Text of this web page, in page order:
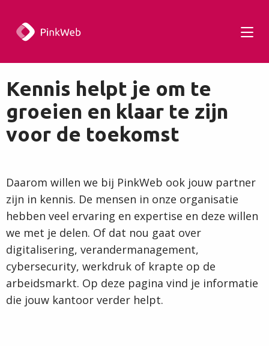
Kennis helpt je om te
groeien en klaar te zijn
voor de toekomst
Daarom willen we bij PinkWeb ook jouw partner
zijn in kennis. De mensen in onze organisatie
hebben veel ervaring en expertise en deze willen
we met je delen. Of dat nou gaat over
digitalisering, verandermanagement,
cybersecurity, werkdruk of krapte op de
arbeidsmarkt. Op deze pagina vind je informatie
die jouw kantoor verder helpt.